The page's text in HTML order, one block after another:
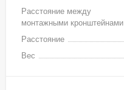
Расстояние между
монтажными кронштейнами
Расстояние
Вес